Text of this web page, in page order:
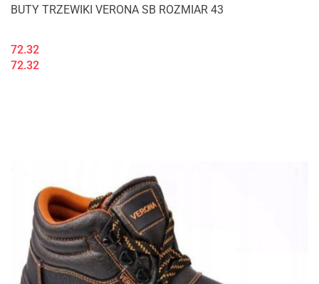
BUTY TRZEWIKI VERONA SB ROZMIAR 43
72.32
72.32